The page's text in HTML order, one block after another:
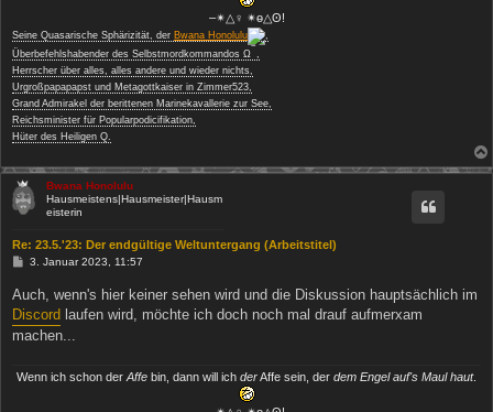
‒✴△♀ ✴ө△ʘ!
Seine Quasarische Sphärizität, der Bwana Honolulu
Überbefehlshabender des Selbstmordkommandos Ω
−
Herrscher über alles, alles andere und wieder nichts,
Urgroßpapapapst und Metagottkaiser in Zimmer523,
Grand Admirakel der berittenen Marinekavallerie zur See,
Reichsminister für Popularpodicifikation,
Hüter des Heiligen Q.
Bwana Honolulu
Hausmeistens|Hausmeister|Hausm
eisterin
Re: 23.5.'23: Der endgültige Weltuntergang (Arbeitstitel)
B
t
r
a
g
3. Januar 2023, 11:57
Auch, wenn's hier keiner sehen wird und die Diskussion hauptsächlich im
Discord laufen wird, möchte ich doch noch mal drauf aufmerxam
machen...
Wenn ich schon der Affe bin, dann will ich derAffe sein, der dem Engel auf's Maul haut.